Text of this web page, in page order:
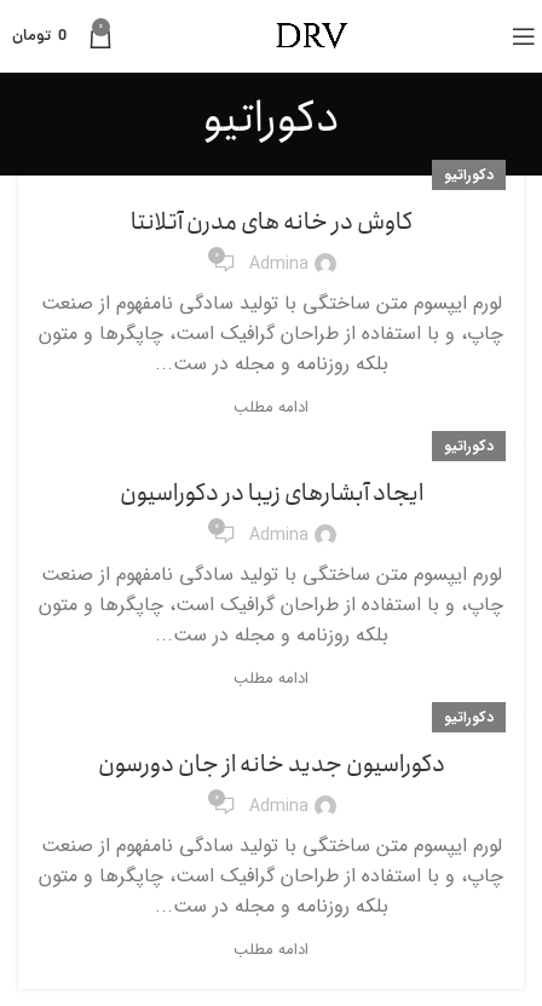
0 تومان
دکوراتیو
دکوراتیو
کاوش در خانه های مدرن آتلانتا
Admina
0
لورم ایپسوم متن ساختگی با تولید سادگی نامفهوم از صنعت
چاپ، و با استفاده از طراحان گرافیک است، چاپگرها و متون
بلکه روزنامه و مجله در ست...
ادامه مطلب
دکوراتیو
ایجاد آبشارهای زیبا در دکوراسیون
Admina
0
لورم ایپسوم متن ساختگی با تولید سادگی نامفهوم از صنعت
چاپ، و با استفاده از طراحان گرافیک است، چاپگرها و متون
بلکه روزنامه و مجله در ست...
ادامه مطلب
دکوراتیو
دکوراسیون جدید خانه از جان دورسون
Admina
0
لورم ایپسوم متن ساختگی با تولید سادگی نامفهوم از صنعت
چاپ، و با استفاده از طراحان گرافیک است، چاپگرها و متون
بلکه روزنامه و مجله در ست...
ادامه مطلب